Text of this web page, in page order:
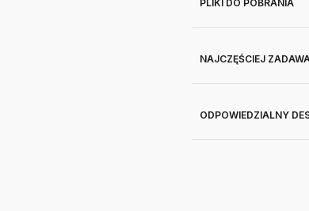
PLIKI DO POBRANIA
NAJCZĘŚCIEJ
ODPOWIEDZIALNY